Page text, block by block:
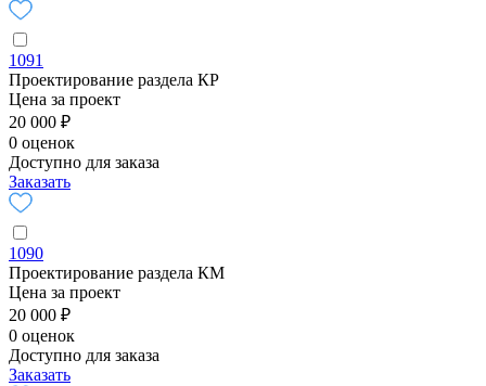
1091
Проектирование раздела КР
Цена за проект
20 000 ₽
0 оценок
Доступно для заказа
Заказать
1090
Проектирование раздела КМ
Цена за проект
20 000 ₽
0 оценок
Доступно для заказа
Заказать